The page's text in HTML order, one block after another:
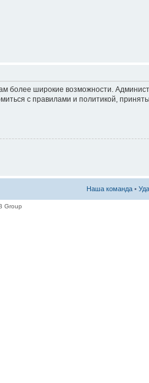
более широкие возможности.
с правилами и политикой,
Наша команда •
Group